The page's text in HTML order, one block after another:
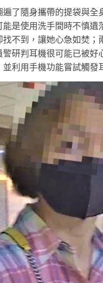
了隨身攜帶的提袋與
是使用洗手間時不慎
不到，讓她心急如焚
研判耳機很可能已被
利用手機功能嘗試觸發